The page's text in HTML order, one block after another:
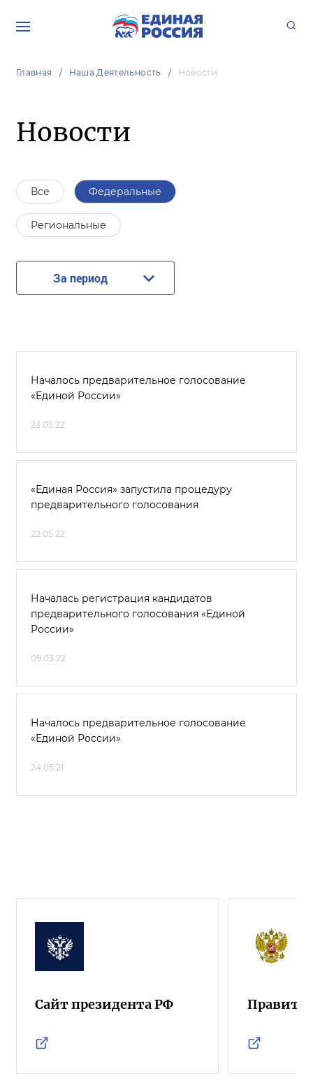
Главная Наша Деятельность Новости
Новости
Все Федеральные
Региональные
За период
Началось предварительное голосование
«Единой России»
23.05.22
«Единая Россия» запустила процедуру
предварительного голосования
22.05.22
Началась регистрация кандидатов
предварительного голосования «Единой
России»
09.03.22
Началось предварительное голосование
«Единой России»
24.05.21
Сайт президента РФ